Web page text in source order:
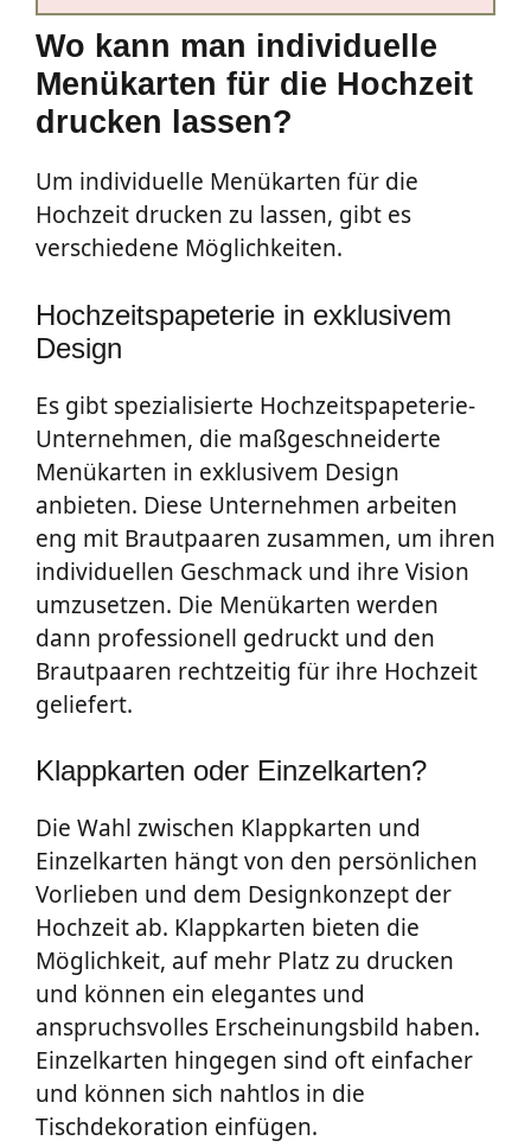
Wo kann man individuelle
Menükarten für die Hochzeit
drucken lassen?
Um individuelle Menükarten für die
Hochzeit drucken zu lassen, gibt es
verschiedene Möglichkeiten.
Hochzeitspapeterie in exklusivem
Design
Es gibt spezialisierte Hochzeitspapeterie-
Unternehmen, die maßgeschneiderte
Menükarten in exklusivem Design
anbieten. Diese Unternehmen arbeiten
eng mit Brautpaaren zusammen, um ihren
individuellen Geschmack und ihre Vision
umzusetzen. Die Menükarten werden
dann professionell gedruckt und den
Brautpaaren rechtzeitig für ihre Hochzeit
geliefert.
Klappkarten oder Einzelkarten?
Die Wahl zwischen Klappkarten und
Einzelkarten hängt von den persönlichen
Vorlieben und dem Designkonzept der
Hochzeit ab. Klappkarten bieten die
Möglichkeit, auf mehr Platz zu drucken
und können ein elegantes und
anspruchsvolles Erscheinungsbild haben.
Einzelkarten hingegen sind oft einfacher
und können sich nahtlos in die
Tischdekoration einfügen.